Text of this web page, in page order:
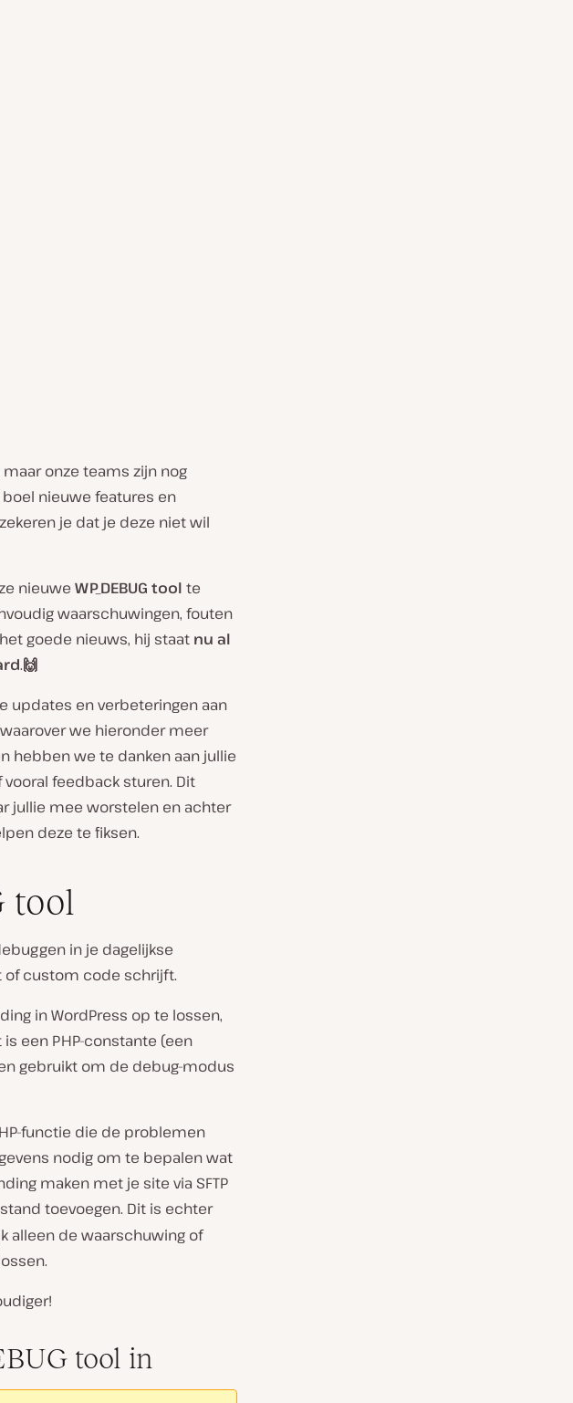
onze teams zijn nog
nieuwe features en
je dat je deze niet wil
nieuwe WP_DEBUG tool te
waarschuwingen, fouten
goede nieuws, hij staat nu al
.🙌
updates en verbeteringen aan
we hieronder meer
hebben we te danken aan jullie
feedback sturen. Dit
jullie mee worstelen en achter
deze te fiksen.
tool
in je dagelijkse
of custom code schrijft.
in WordPress op te lossen,
is een PHP-constante (een
gebruikt om de debug-modus
functie die de problemen
nodig om te bepalen wat
maken met je site via SFTP
toevoegen. Dit is echter
alleen de waarschuwing of
tool in